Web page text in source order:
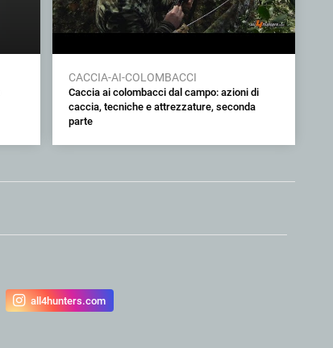
CACCIA-AI-COLOMBACCI
Caccia ai colombacci dal campo: azioni di
caccia, tecniche e attrezzature, seconda
parte
all4hunters.com